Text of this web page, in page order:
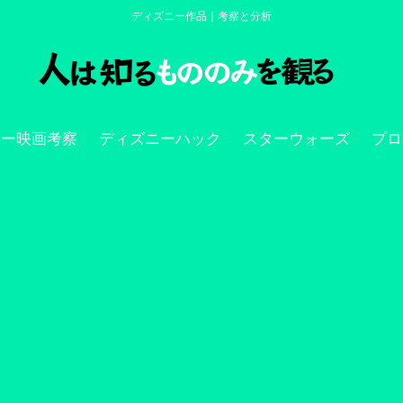
ディズニー作品｜考察と分析
映画考察 ディズニーハック スターウォーズ プ